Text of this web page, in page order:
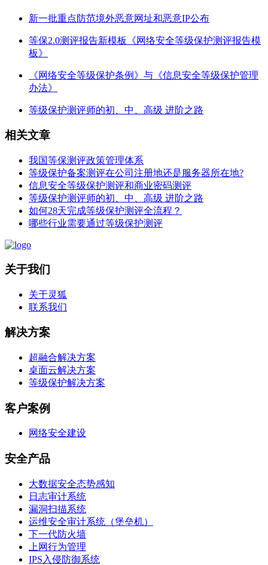
新一批重点防范境外恶意网址和恶意IP公布
等保2.0测评报告新模板《网络安全等级保护测评报告模
板》
《网络安全等级保护条例》与《信息安全等级保护管理
办法》
等级保护测评师的初、中、高级 进阶之路
相关文章
我国等保测评政策管理体系
等级保护备案测评在公司注册地还是服务器所在地?
信息安全等级保护测评和商业密码测评
等级保护测评师的初、中、高级 进阶之路
如何28天完成等级保护测评全流程？
哪些行业需要通过等级保护测评
关于我们
关于灵狐
联系我们
解决方案
超融合解决方案
桌面云解决方案
等级保护解决方案
客户案例
网络安全建设
安全产品
大数据安全态势感知
日志审计系统
漏洞扫描系统
运维安全审计系统（堡垒机）
下一代防火墙
上网行为管理
IPS入侵防御系统